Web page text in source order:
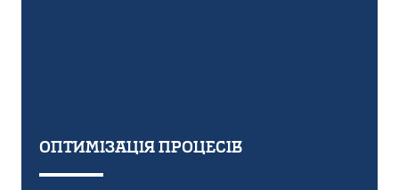
Оптимізація процесів